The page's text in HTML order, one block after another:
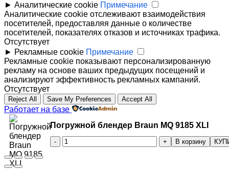
► Аналитические cookie Примечание
Аналитические cookie отслеживают взаимодействия
посетителей, предоставляя данные о количестве
посетителей, показателях отказов и источниках трафика.
Отсутствует
► Рекламные cookie Примечание
Рекламные cookie показывают персонализированную
рекламу на основе ваших предыдущих посещений и
анализируют эффективность рекламных кампаний.
Отсутствует
Reject All Save My Preferences Accept All
Работает на базе
Погружной блендер Braun MQ 9185 XLI
Количество
товара
В корзину